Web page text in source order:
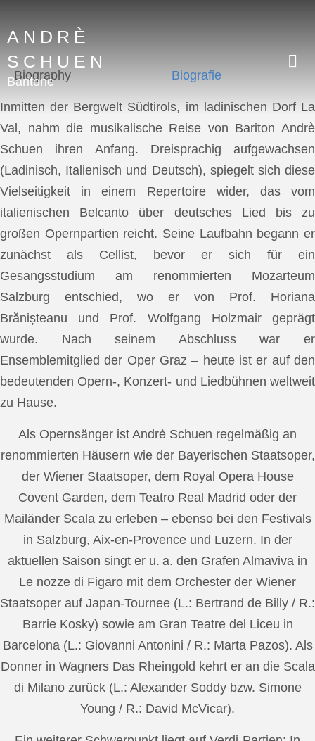
ANDRÈ
SCHUEN
Baritone
Biography Biografie
Inmitten der Bergwelt Südtirols, im ladinischen Dorf La
Val, nahm die musikalische Reise von Bariton Andrè
Schuen ihren Anfang. Dreisprachig aufgewachsen
(Ladinisch, Italienisch und Deutsch), spiegelt sich diese
Vielseitigkeit in einem Repertoire wider, das vom
italienischen Belcanto über deutsches Lied bis zu
großen Opernpartien reicht. Seine Laufbahn begann er
zunächst als Cellist, bevor er sich für ein
Gesangsstudium am renommierten Mozarteum
Salzburg entschied, wo er von Prof. Horiana
Brănișteanu und Prof. Wolfgang Holzmair geprägt
wurde. Nach seinem Abschluss war er
Ensemblemitglied der Oper Graz – heute ist er auf den
bedeutenden Opern-, Konzert- und Liedbühnen weltweit
zu Hause.
Als Opernsänger ist Andrè Schuen regelmäßig an
renommierten Häusern wie der Bayerischen Staatsoper,
der Wiener Staatsoper, dem Royal Opera House
Covent Garden, dem Teatro Real Madrid oder der
Mailänder Scala zu erleben – ebenso bei den Festivals
in Salzburg, Aix-en-Provence und Luzern. In der
aktuellen Saison singt er u. a. den Grafen Almaviva in
Le nozze di Figaro mit dem Orchester der Wiener
Staatsoper auf Japan-Tournee (L.: Bertrand de Billy / R.:
Barrie Kosky) sowie am Gran Teatre del Liceu in
Barcelona (L.: Giovanni Antonini / R.: Marta Pazos). Als
Donner in Wagners Das Rheingold kehrt er an die Scala
di Milano zurück (L.: Alexander Soddy bzw. Simone
Young / R.: David McVicar).